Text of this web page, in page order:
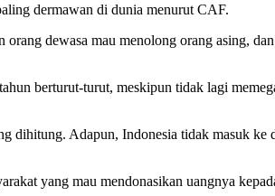
dermawan di dunia menurut CAF.
dewasa mau menolong orang asing,
berturut-turut, meskipun tidak lagi
Adapun, Indonesia tidak masuk ke
yang mau mendonasikan uangnya